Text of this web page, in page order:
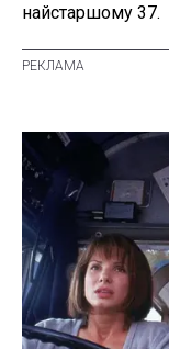
найстаршому 37.